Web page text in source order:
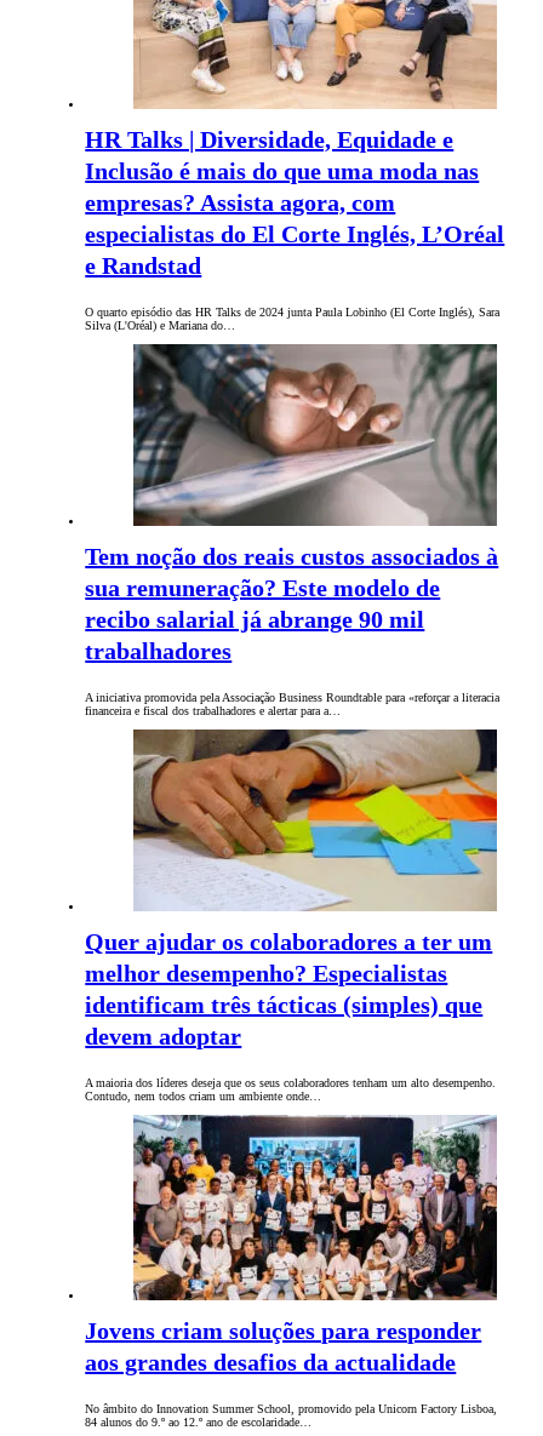
HR Talks | Diversidade, Equidade e
Inclusão é mais do que uma moda nas
empresas? Assista agora, com
especialistas do El Corte Inglés, L’Oréal
e Randstad
O quarto episódio das HR Talks de 2024 junta Paula Lobinho (El Corte Inglés), Sara
Silva (L'Oréal) e Mariana do…
Tem noção dos reais custos associados à
sua remuneração? Este modelo de
recibo salarial já abrange 90 mil
trabalhadores
A iniciativa promovida pela Associação Business Roundtable para «reforçar a literacia
financeira e fiscal dos trabalhadores e alertar para a…
Quer ajudar os colaboradores a ter um
melhor desempenho? Especialistas
identificam três tácticas (simples) que
devem adoptar
A maioria dos líderes deseja que os seus colaboradores tenham um alto desempenho.
Contudo, nem todos criam um ambiente onde…
Jovens criam soluções para responder
aos grandes desafios da actualidade
No âmbito do Innovation Summer School, promovido pela Unicorn Factory Lisboa,
84 alunos do 9.º ao 12.º ano de escolaridade…